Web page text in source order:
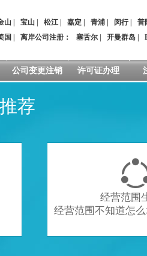
山 宝山 松江 嘉定 青浦 闵行| 普
国 离岸公司注册 ： 塞舌尔 开曼群岛
公司变更注销 许可证办理
荐
经营范围
经营范围不知道怎么